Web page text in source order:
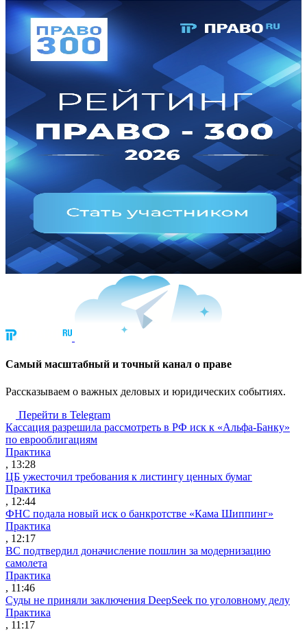
Cамый масштабный и точный канал о праве
Рассказываем о важных деловых и юридических событиях.
Перейти в Telegram
Кассация разрешила рассмотреть в РФ иск к «Альфа-Банку»
по еврооблигациям
Практика
, 13:28
ЦБ ужесточил требования к листингу ценных бумаг
Практика
, 12:44
ФНС подала новый иск о банкротстве «Кама Шиппинг»
Практика
, 12:17
ВС подтвердил доначисление пошлин за модернизацию
самолета
Практика
, 11:46
Суды не приняли заключения DeepSeek по уголовному делу
Практика
, 11:17